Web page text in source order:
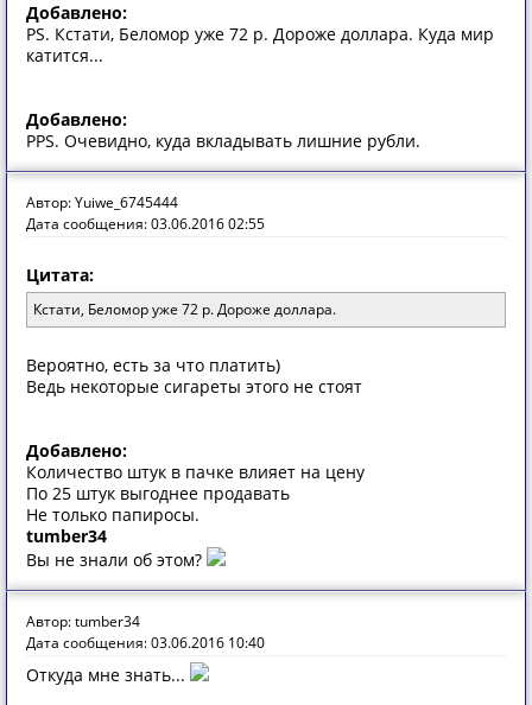
Добавлено:
PS. Кстати, Беломор уже 72 р. Дороже доллара. Куда мир
катится...
Добавлено:
PPS. Очевидно, куда вкладывать лишние рубли.
Автор: Yuiwe_6745444
Дата сообщения: 03.06.2016 02:55
Цитата:
Кстати, Беломор уже 72 р. Дороже доллара.
Вероятно, есть за что платить)
Ведь некоторые сигареты этого не стоят
Добавлено:
Количество штук в пачке влияет на цену
По 25 штук выгоднее продавать
Не только папиросы.
tumber34
Вы не знали об этом?
Автор: tumber34
Дата сообщения: 03.06.2016 10:40
Откуда мне знать...